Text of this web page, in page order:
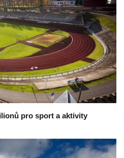
pro sport a aktivity